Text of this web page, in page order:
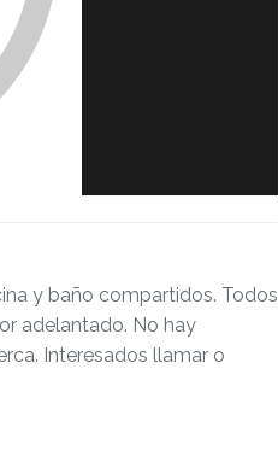
y baño compartidos. Todos
adelantado. No hay
Interesados llamar o